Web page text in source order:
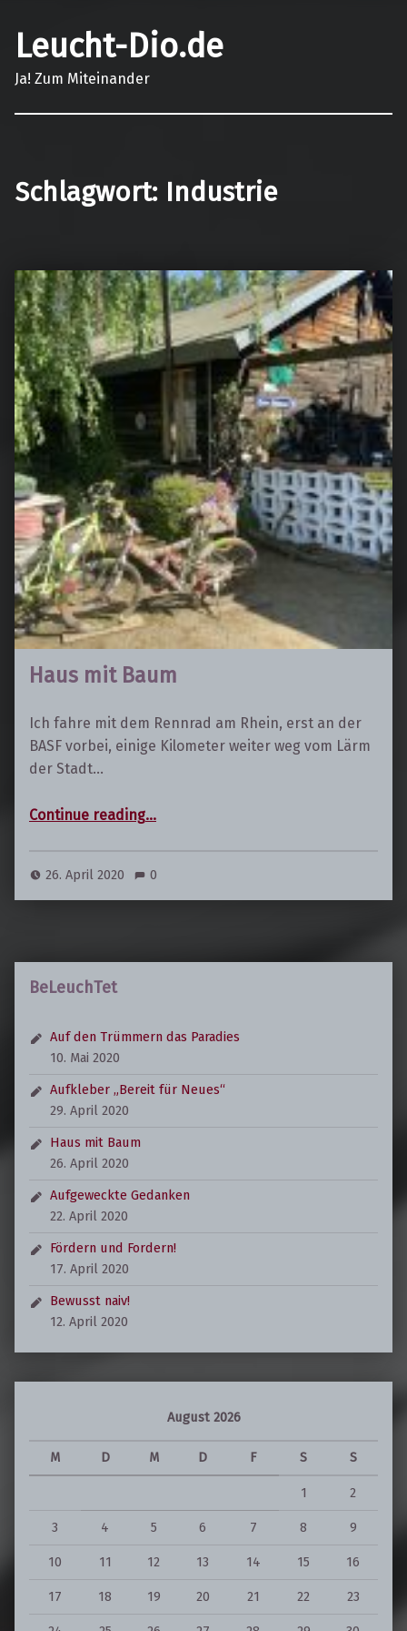
Leucht-Dio.de
Ja! Zum Miteinander
Schlagwort: Industrie
Haus mit Baum
Ich fahre mit dem Rennrad am Rhein, erst an der
BASF vorbei, einige Kilometer weiter weg vom Lärm
der Stadt…
Continue reading…
26. April 2020 0
BeLeuchTet
Auf den Trümmern das Paradies
10. Mai 2020
Aufkleber „Bereit für Neues“
29. April 2020
Haus mit Baum
26. April 2020
Aufgeweckte Gedanken
22. April 2020
Fördern und Fordern!
17. April 2020
Bewusst naiv!
12. April 2020
August 2026
M D M D F S S
1 2
3 4 5 6 7 8 9
10 11 12 13 14 15 16
17 18 19 20 21 22 23